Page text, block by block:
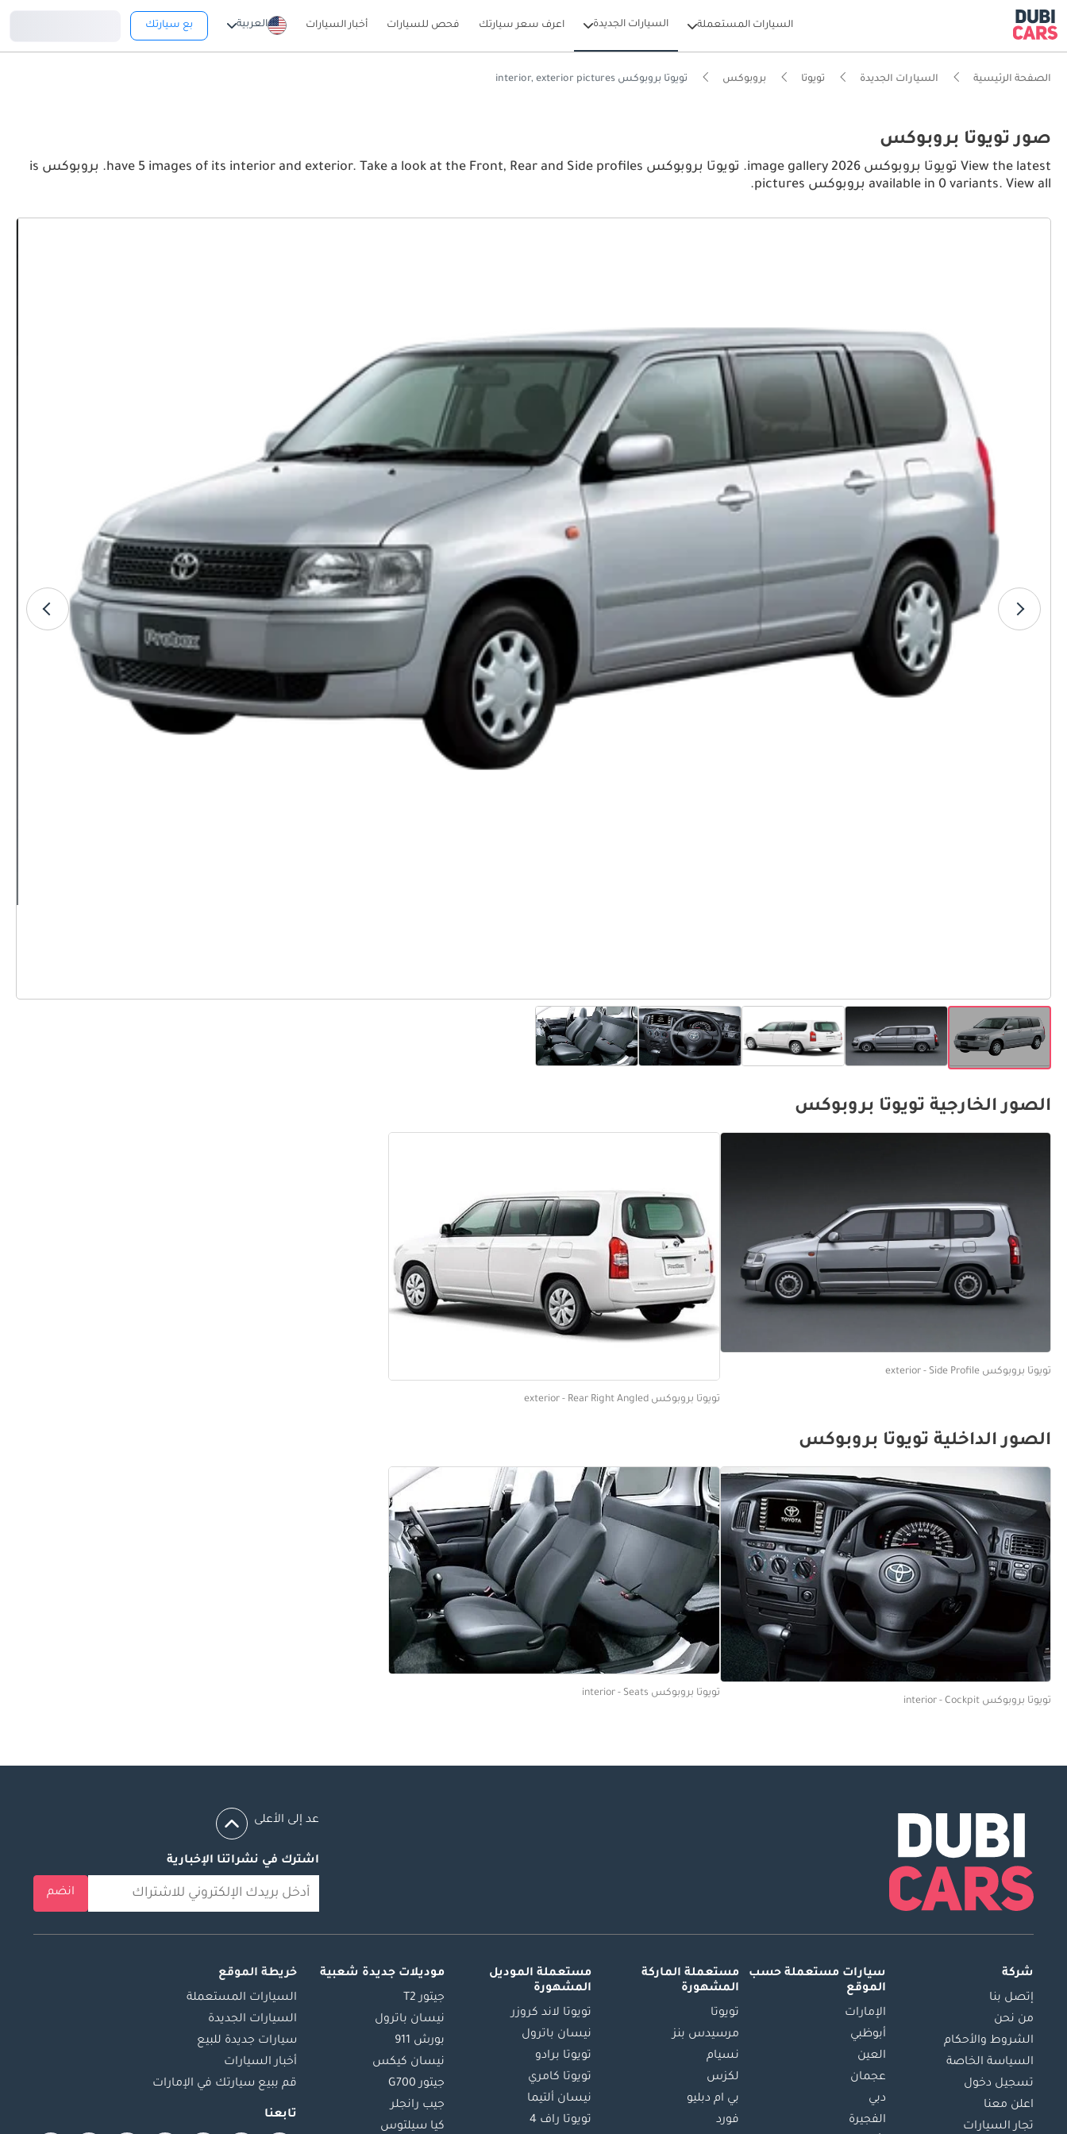
السيارات المستعملة السيارات الجديدة اعرف سعر سيارتك فحص للسيارات أخبار السيارات العربية بع سيارتك
الصفحة الرئيسية السيارات الجديدة تويوتا بروبوكس تويوتا بروبوكس interior, exterior pictures
صور تويوتا بروبوكس
View the latest تويوتا بروبوكس 2026 image gallery. تويوتا بروبوكس have 5 images of its interior and exterior. Take a look at the Front, Rear and Side profiles. بروبوكس is
available in 0 variants. View all بروبوكس pictures.
الصور الخارجية تويوتا بروبوكس
تويوتا بروبوكس exterior - Side Profile
تويوتا بروبوكس exterior - Rear Right Angled
الصور الداخلية تويوتا بروبوكس
تويوتا بروبوكس interior - Cockpit
تويوتا بروبوكس interior - Seats
عد إلى الأعلى
اشترك في نشراتنا الإخبارية
انضم
شركة
إتصل بنا
من نحن
الشروط والأحكام
السياسة الخاصة
تسجيل دخول
اعلن معنا
تجار السيارات
سيارات مستعملة حسب
الموقع
الإمارات
أبوظبي
العين
عجمان
دبي
الفجيرة
مستعملة الماركة
المشهورة
تويوتا
مرسيدس بنز
نسيام
لكزس
بي ام دبليو
فورد
مستعملة الموديل
المشهورة
تويوتا لاند كروزر
نيسان باترول
تويوتا برادو
تويوتا كامري
نيسان ألتيما
تويوتا راف 4
موديلات جديدة شعبية
جيتور T2
نيسان باترول
بورش 911
نيسان كيكس
جيتور G700
جيب رانجلر
كيا سيلتوس
خريطة الموقع
السيارات المستعملة
السيارات الجديدة
سيارات جديدة للبيع
أخبار السيارات
قم ببيع سيارتك في الإمارات
تابعنا